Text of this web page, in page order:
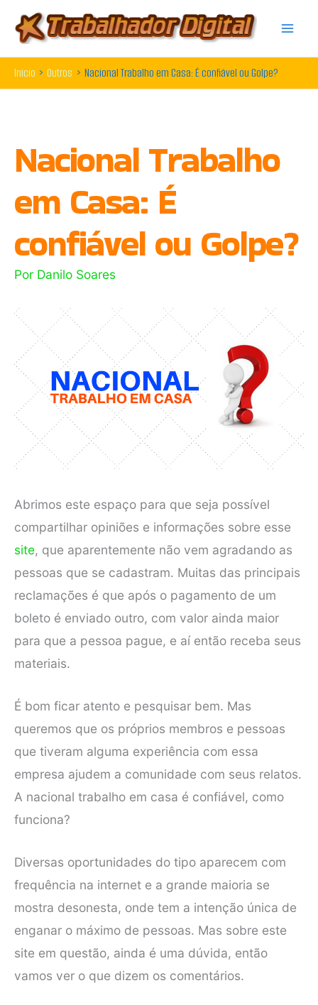
para
o
conteúdo
Início Outros Nacional Trabalho em Casa: É confiável ou Golpe?
Nacional Trabalho
em Casa: É
confiável ou Golpe?
Por Danilo Soares
Abrimos este espaço para que seja possível
compartilhar opiniões e informações sobre esse
site, que aparentemente não vem agradando as
pessoas que se cadastram. Muitas das principais
reclamações é que após o pagamento de um
boleto é enviado outro, com valor ainda maior
para que a pessoa pague, e aí então receba seus
materiais.
É bom ficar atento e pesquisar bem. Mas
queremos que os próprios membros e pessoas
que tiveram alguma experiência com essa
empresa ajudem a comunidade com seus relatos.
A nacional trabalho em casa é confiável, como
funciona?
Diversas oportunidades do tipo aparecem com
frequência na internet e a grande maioria se
mostra desonesta, onde tem a intenção única de
enganar o máximo de pessoas. Mas sobre este
site em questão, ainda é uma dúvida, então
vamos ver o que dizem os comentários.